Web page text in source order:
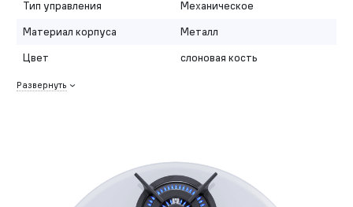
Тип управления
Механическое
Материал корпуса
Металл
Цвет
слоновая кость
Развернуть